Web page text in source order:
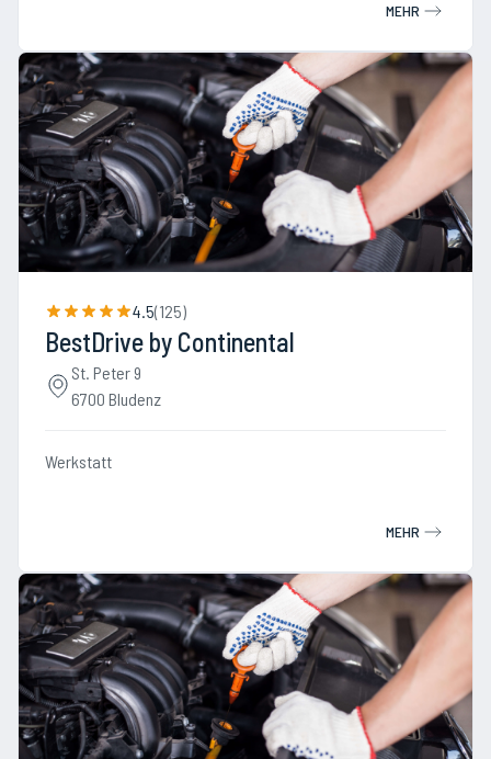
MEHR
4.5(125)
BestDrive by Continental
St. Peter 9
6700 Bludenz
Werkstatt
MEHR